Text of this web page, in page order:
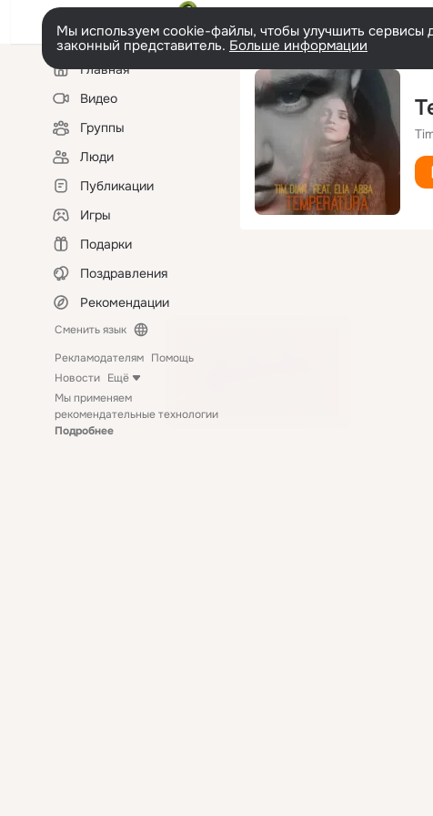
Мы используем cookie-файлы, чтобы улучшить сервисы
законный представитель. Больше информации
Левая
колонкаГлавная
Видео
Группы
Люди
Публикации
Игры
Подарки
Поздравления
Рекомендации
Сменить язык
Рекламодателям Помощь
Новости Ещё
Мы применяем
рекомендательные технологии
Подробнее